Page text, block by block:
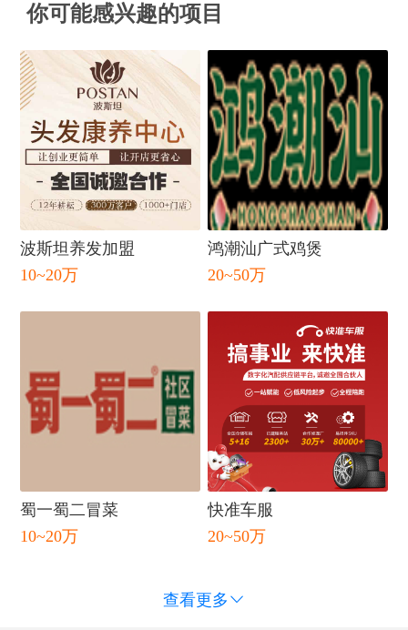
闭
你可能感兴趣的项目
波斯坦养发加盟
10~20万
鸿潮汕广式鸡煲
20~50万
蜀一蜀二冒菜
10~20万
快准车服
20~50万
查看更多 